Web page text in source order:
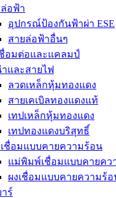
อฟ้า
อุปกรณ์ป้องกันฟ้าผ่า ESE
สายล่อฟ้าอื่นๆ
อมต่อและแคลมป์
และสายไฟ
ลวดเหล็กหุ้มทองแดง
สายเคเบิลทองแดงแท้
เทปเหล็กหุ้มทองแดง
เทปทองแดงบริสุทธิ์
ชื่อมแบบคายความร้อน
แม่พิมพ์เชื่อมแบบคายคว
ผงเชื่อมแบบคายความร้
ร์